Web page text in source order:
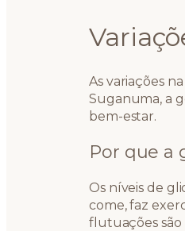
As variações na
Suganuma, a
bem-estar.
Por que a
Os níveis de
come, faz
flutuações são